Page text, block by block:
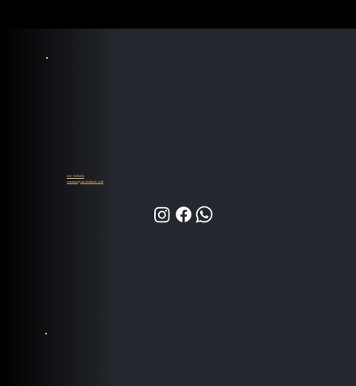
055-9935839
contact@audioland.co.il